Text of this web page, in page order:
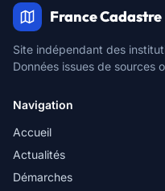
France Cadastre
Site indépendant des
Données issues de sources
Navigation
Accueil
Actualités
Démarches